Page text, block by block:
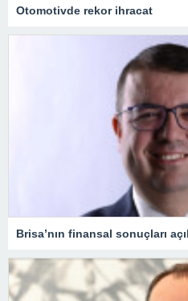
Otomotivde rekor ihracat
Brisa’nın finansal sonuçları